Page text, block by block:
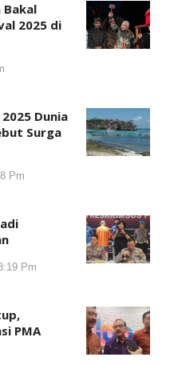
Bakal
2025 di
Dunia
Surga
Pm
Pm
PMA